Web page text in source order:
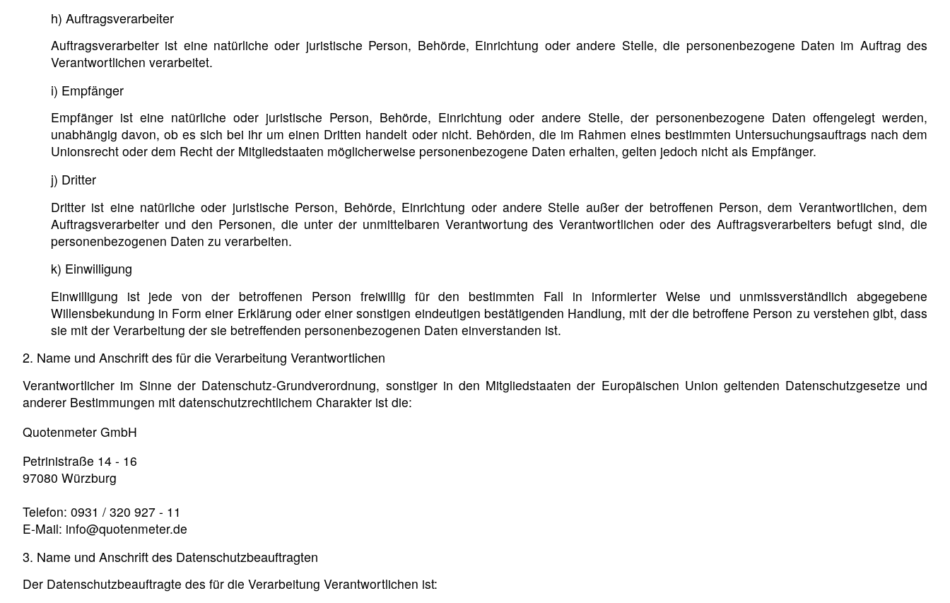
h) Auftragsverarbeiter
Auftragsverarbeiter ist eine natürliche oder juristische Person, Behörde, Einrichtung oder andere Stelle, die personenbezogene Daten im Auftrag des
Verantwortlichen verarbeitet.
i) Empfänger
Empfänger ist eine natürliche oder juristische Person, Behörde, Einrichtung oder andere Stelle, der personenbezogene Daten offengelegt werden,
unabhängig davon, ob es sich bei ihr um einen Dritten handelt oder nicht. Behörden, die im Rahmen eines bestimmten Untersuchungsauftrags nach dem
Unionsrecht oder dem Recht der Mitgliedstaaten möglicherweise personenbezogene Daten erhalten, gelten jedoch nicht als Empfänger.
j) Dritter
Dritter ist eine natürliche oder juristische Person, Behörde, Einrichtung oder andere Stelle außer der betroffenen Person, dem Verantwortlichen, dem
Auftragsverarbeiter und den Personen, die unter der unmittelbaren Verantwortung des Verantwortlichen oder des Auftragsverarbeiters befugt sind, die
personenbezogenen Daten zu verarbeiten.
k) Einwilligung
Einwilligung ist jede von der betroffenen Person freiwillig für den bestimmten Fall in informierter Weise und unmissverständlich abgegebene
Willensbekundung in Form einer Erklärung oder einer sonstigen eindeutigen bestätigenden Handlung, mit der die betroffene Person zu verstehen gibt, dass
sie mit der Verarbeitung der sie betreffenden personenbezogenen Daten einverstanden ist.
2. Name und Anschrift des für die Verarbeitung Verantwortlichen
Verantwortlicher im Sinne der Datenschutz-Grundverordnung, sonstiger in den Mitgliedstaaten der Europäischen Union geltenden Datenschutzgesetze und
anderer Bestimmungen mit datenschutzrechtlichem Charakter ist die:
Quotenmeter GmbH
Petrinistraße 14 - 16
97080 Würzburg
Telefon: 0931 / 320 927 - 11
E-Mail: info@quotenmeter.de
3. Name und Anschrift des Datenschutzbeauftragten
Der Datenschutzbeauftragte des für die Verarbeitung Verantwortlichen ist: